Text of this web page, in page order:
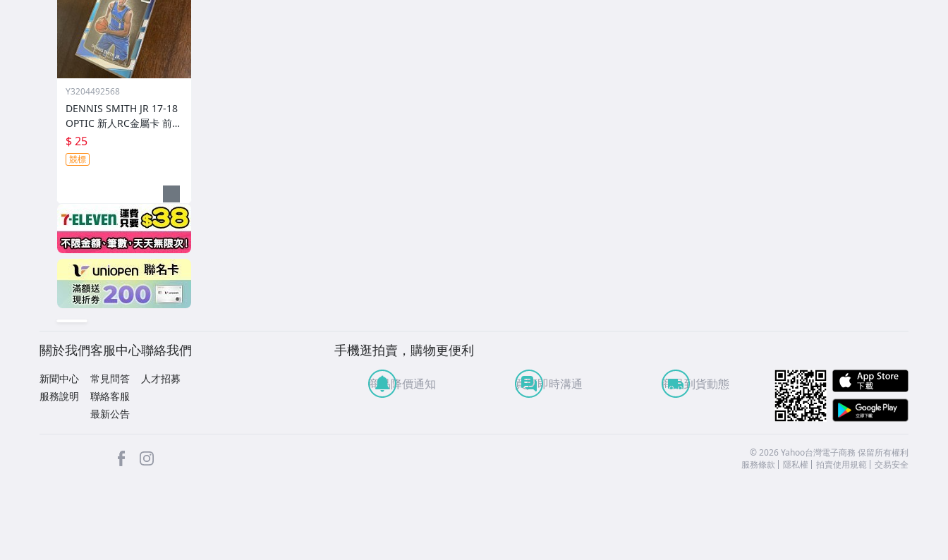
Y3204492568
DENNIS SMITH JR 17-18
OPTIC 新人RC金屬卡 前後
圖
$ 25
競標
關於我們
新聞中心
服務說明
客服中心
常見問答
聯絡客服
最新公告
聯絡我們
人才招募
手機逛拍賣，購物更便利
商品降價通知 買賣即時溝通 商品到貨動態
facebook ©2026 Yahoo台灣電子商務 保留所有權利
服務條款
隱私權 拍賣使用規範 交易安全